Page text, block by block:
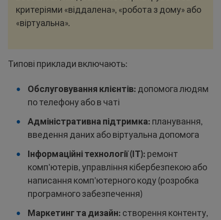
критеріями «віддалена», «робота з дому» або
«віртуальна».
Типові приклади включають:
Обслуговування клієнтів: допомога людям
по телефону або в чаті
Адміністративна підтримка: планування,
введення даних або віртуальна допомога
Інформаційні технології (ІТ): ремонт
комп'ютерів, управління кібербезпекою або
написання комп'ютерного коду (розробка
програмного забезпечення)
Маркетинг та дизайн: створення контенту,